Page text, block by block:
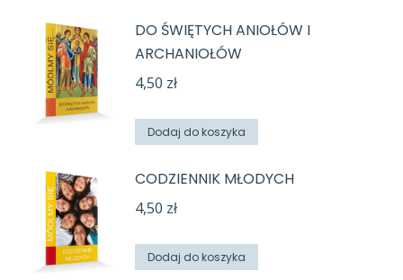
DO ŚWIĘTYCH ANIOŁÓW I
ARCHANIOŁÓW
4,50 zł
Dodaj do koszyka
CODZIENNIK MŁODYCH
4,50 zł
Dodaj do koszyka